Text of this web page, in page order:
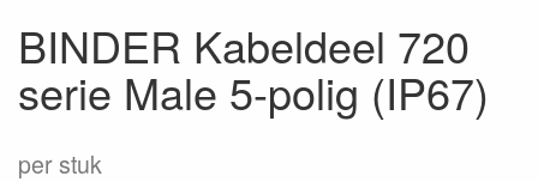
BINDER Kabeldeel 720
serie Male 5-polig (IP67)
per stuk